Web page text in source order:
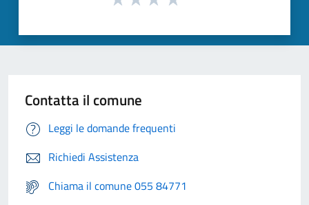
Contatta il comune
Leggi le domande frequenti
Richiedi Assistenza
Chiama il comune 055 84771